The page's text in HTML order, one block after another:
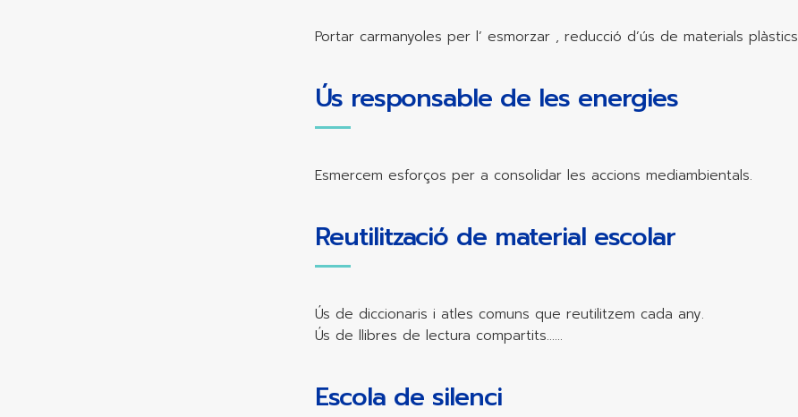
Portar carmanyoles per l’ esmorzar , reducció d’ús de materials plàstics
Ús responsable de les energies
Esmercem esforços per a consolidar les accions mediambientals.
Reutilització de material escolar
Ús de diccionaris i atles comuns que reutilitzem cada any.
Ús de llibres de lectura compartits……
Escola de silenci